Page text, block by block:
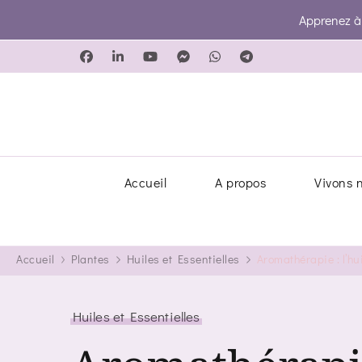
Apprenez
Accueil A propos Vivons
Accueil Plantes Huiles et Essentielles Aromathérapie :
Huiles et Essentielles